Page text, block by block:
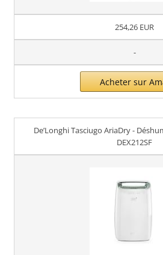
254,26 EUR
-
Acheter sur
De’Longhi Tasciugo AriaDry -
DEX212SF